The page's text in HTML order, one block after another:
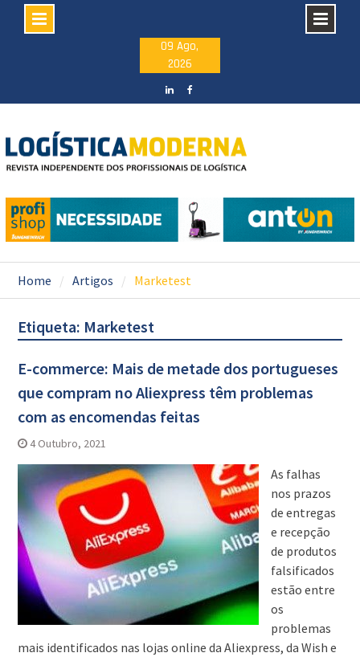
09 Ago,
2026
Home Artigos Marketest
Etiqueta: Marketest
E-commerce: Mais de metade dos portugueses
que compram no Aliexpress têm problemas
com as encomendas feitas
4 Outubro, 2021
As falhas
nos prazos
de entregas
e recepção
de produtos
falsificados
estão entre
os
problemas
mais identificados nas lojas online da Aliexpress, da Wish e